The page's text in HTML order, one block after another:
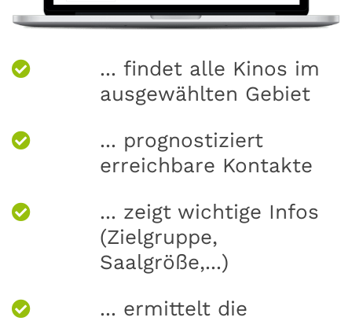
... findet alle Kinos im
ausgewählten Gebiet
... prognostiziert
erreichbare Kontakte
... zeigt wichtige Infos
(Zielgruppe,
Saalgröße,...)
... ermittelt die